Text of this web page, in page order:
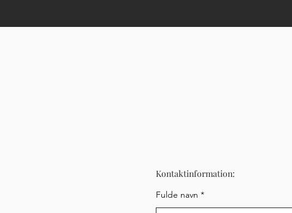
Kontaktinformation:
Fulde navn